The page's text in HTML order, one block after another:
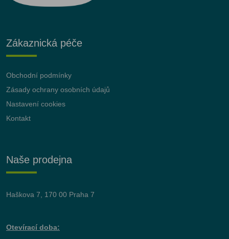
Zákaznická péče
Obchodní podmínky
Zásady ochrany osobních údajů
Nastavení cookies
Kontakt
Naše prodejna
Haškova 7, 170 00 Praha 7
Otevírací doba: